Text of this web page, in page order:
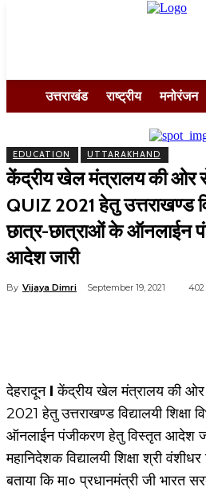
उत्तराखंड राष्ट्रीय मनोरंजन
EDUCATION UTTARAKHAND
केंद्रीय खेल मंत्रालय की ओर
QUIZ 2021 हेतु उत्तराखण्ड
छात्र-छात्राओं के ऑनलाईन
आदेश जारी
By Vijaya Dimri September 19, 2021 402
देहरादूनIकेंद्रीय खेल मंत्रालय की
2021 हेतु उत्तराखण्ड विद्यालयी शिक्षा
ऑनलाईन पंजीकरण हेतु विस्तृत आदेश
महानिदेशक विद्यालयी शिक्षा श्री
बताया कि मा० प्रधानमंत्री जी भारत